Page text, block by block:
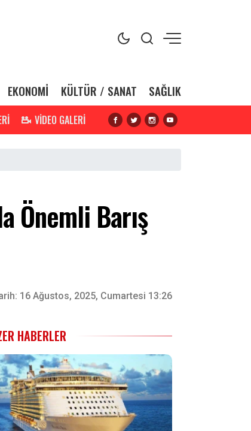
EKONOMİ KÜLTÜR / SANAT SAĞLIK
VİDEO GALERİ
Önemli Barış
16 Ağustos, 2025, Cumartesi 13:26
HABERLER